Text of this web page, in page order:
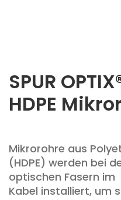
SPUR
HDPE
Mikrorohre aus
(HDPE) werden bei
optischen Fasern im
Kabel installiert, um